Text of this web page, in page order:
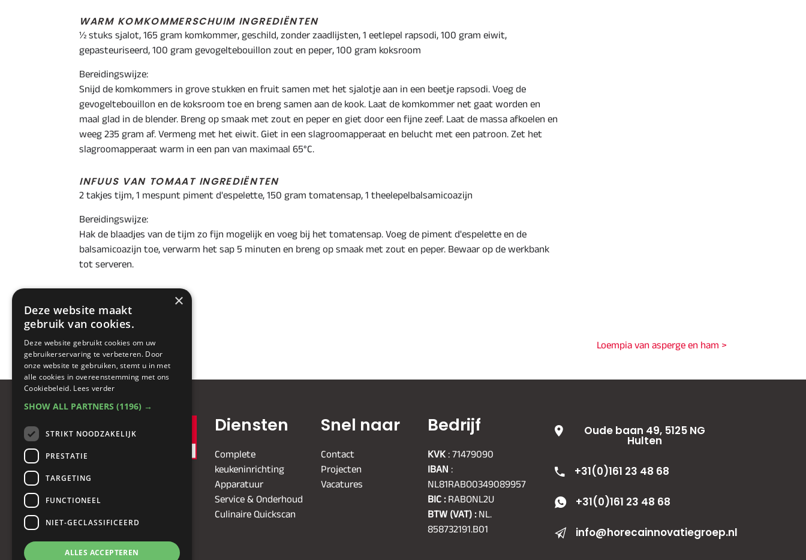
WARM KOMKOMMERSCHUIM INGREDIËNTEN
½ stuks sjalot, 165 gram komkommer, geschild, zonder zaadlijsten, 1 eetlepel rapsodi, 100 gram eiwit,
gepasteuriseerd, 100 gram gevogeltebouillon zout en peper, 100 gram koksroom
Bereidingswijze:
Snijd de komkommers in grove stukken en fruit samen met het sjalotje aan in een beetje rapsodi. Voeg de
gevogeltebouillon en de koksroom toe en breng samen aan de kook. Laat de komkommer net gaat worden en
maal glad in de blender. Breng op smaak met zout en peper en giet door een fijne zeef. Laat de massa afkoelen en
weeg 235 gram af. Vermeng met het eiwit. Giet in een slagroomapperaat en belucht met een patroon. Zet het
slagroomapperaat warm in een pan van maximaal 65°C.
INFUUS VAN TOMAAT INGREDIËNTEN
2 takjes tijm, 1 mespunt piment d'espelette, 150 gram tomatensap, 1 theelepelbalsamicoazijn
Bereidingswijze:
Hak de blaadjes van de tijm zo fijn mogelijk en voeg bij het tomatensap. Voeg de piment d'espelette en de
balsamicoazijn toe, verwarm het sap 5 minuten en breng op smaak met zout en peper. Bewaar op de werkbank
tot serveren.
< Bereide Knolselderij Loempia van asperge en ham >
Diensten
Complete
keukeninrichting
Apparatuur
Service & Onderhoud
Culinaire Quickscan
Snel naar
Contact
Projecten
Vacatures
Bedrijf
KVK : 71479090
IBAN :
NL81RABO0349089957
BIC :RABONL2U
BTW (VAT) :NL.
858732191.B01
Oude baan 49, 5125 NG
Hulten
+31(0)161 23 48 68
+31(0)161 23 48 68
info@horecainnovatiegroep.nl
×
Deze website maakt
gebruik van cookies.
Deze website gebruikt cookies om uw
gebruikerservaring te verbeteren. Door
onze website te gebruiken, stemt u in met
alle cookies in overeenstemming met ons
Cookiebeleid. Lees verder
SHOW ALL PARTNERS (1196) →
STRIKT NOODZAKELIJK
PRESTATIE
TARGETING
FUNCTIONEEL
NIET-GECLASSIFICEERD
ALLES ACCEPTEREN